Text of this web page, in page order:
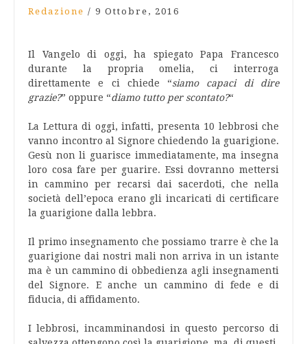
Redazione / 9 Ottobre, 2016
Il Vangelo di oggi, ha spiegato Papa Francesco
durante la propria omelia, ci interroga
direttamente e ci chiede “siamo capaci di dire
grazie?” oppure “diamo tutto per scontato?“
La Lettura di oggi, infatti, presenta 10 lebbrosi che
vanno incontro al Signore chiedendo la guarigione.
Gesù non li guarisce immediatamente, ma insegna
loro cosa fare per guarire. Essi dovranno mettersi
in cammino per recarsi dai sacerdoti, che nella
società dell’epoca erano gli incaricati di certificare
la guarigione dalla lebbra.
Il primo insegnamento che possiamo trarre è che la
guarigione dai nostri mali non arriva in un istante
ma è un cammino di obbedienza agli insegnamenti
del Signore. E anche un cammino di fede e di
fiducia, di affidamento.
I lebbrosi, incamminandosi in questo percorso di